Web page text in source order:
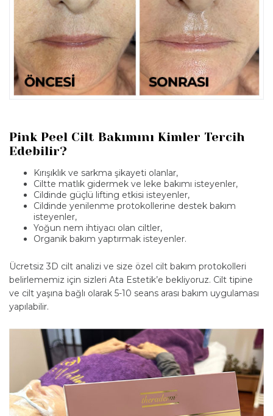
Pink Peel Cilt Bakımını Kimler Tercih
Edebilir?
Kırışıklık ve sarkma şikayeti olanlar,
Ciltte matlık gidermek ve leke bakımı isteyenler,
Cildinde güçlü lifting etkisi isteyenler,
Cildinde yenilenme protokollerine destek bakım
isteyenler,
Yoğun nem ihtiyacı olan ciltler,
Organik bakım yaptırmak isteyenler.
Ücretsiz 3D cilt analizi ve size özel cilt bakım protokolleri
belirlememiz için sizleri Ata Estetik’e bekliyoruz. Cilt tipine
ve cilt yaşına bağlı olarak 5-10 seans arası bakım uygulaması
yapılabilir.